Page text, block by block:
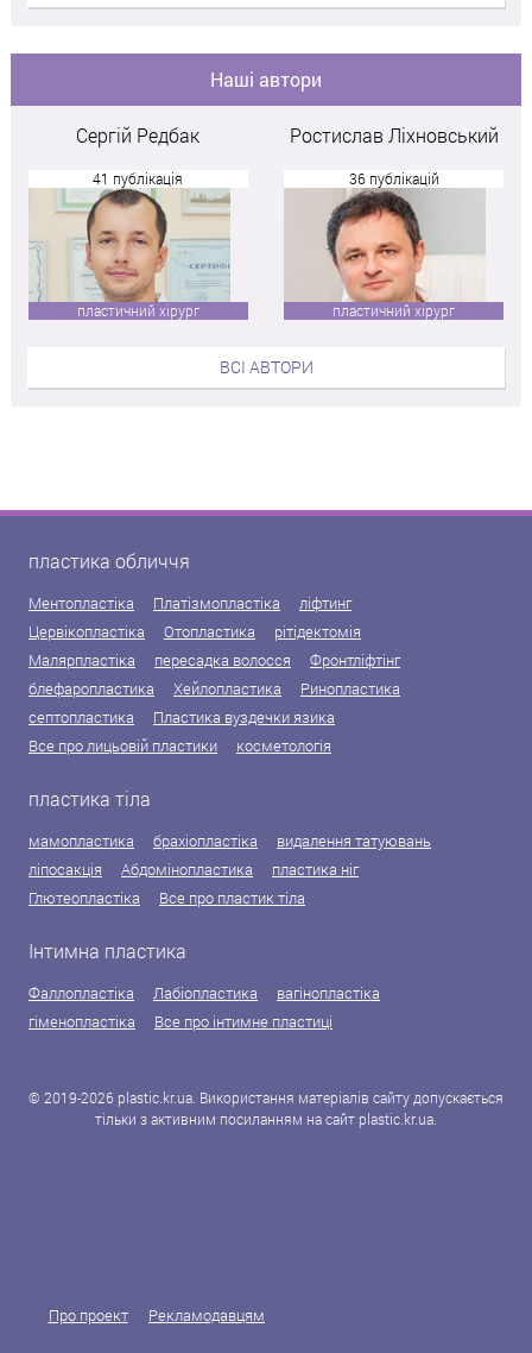
Наші автори
Сергій Редбак
41 публікація
пластичний хірург
Ростислав Ліхновський
36 публікацій
пластичний хірург
ВСІ АВТОРИ
пластика обличчя
Ментопластіка Платізмопластіка
ліфтинг
Цервікопластіка
Отопластика
рітідектомія
Малярпластіка
пересадка волосся
Фронтліфтінг
блефаропластика
Хейлопластика
Ринопластика
септопластика
Пластика вуздечки язика
Все про лицьовій пластики
косметологія
пластика тіла
мамопластика брахіопластіка
видалення татуювань
ліпосакція
Абдомінопластика
пластика ніг
Глютеопластіка
Все про пластик тіла
Інтимна пластика
Фаллопластіка Лабіопластика
вагінопластіка
гіменопластіка
Все про інтимне пластиці
© 2019-2026 plastic.kr.ua. Використання матеріалів сайту допускається
тільки з активним посиланням на сайт plastic.kr.ua.
Про проект Рекламодавцям